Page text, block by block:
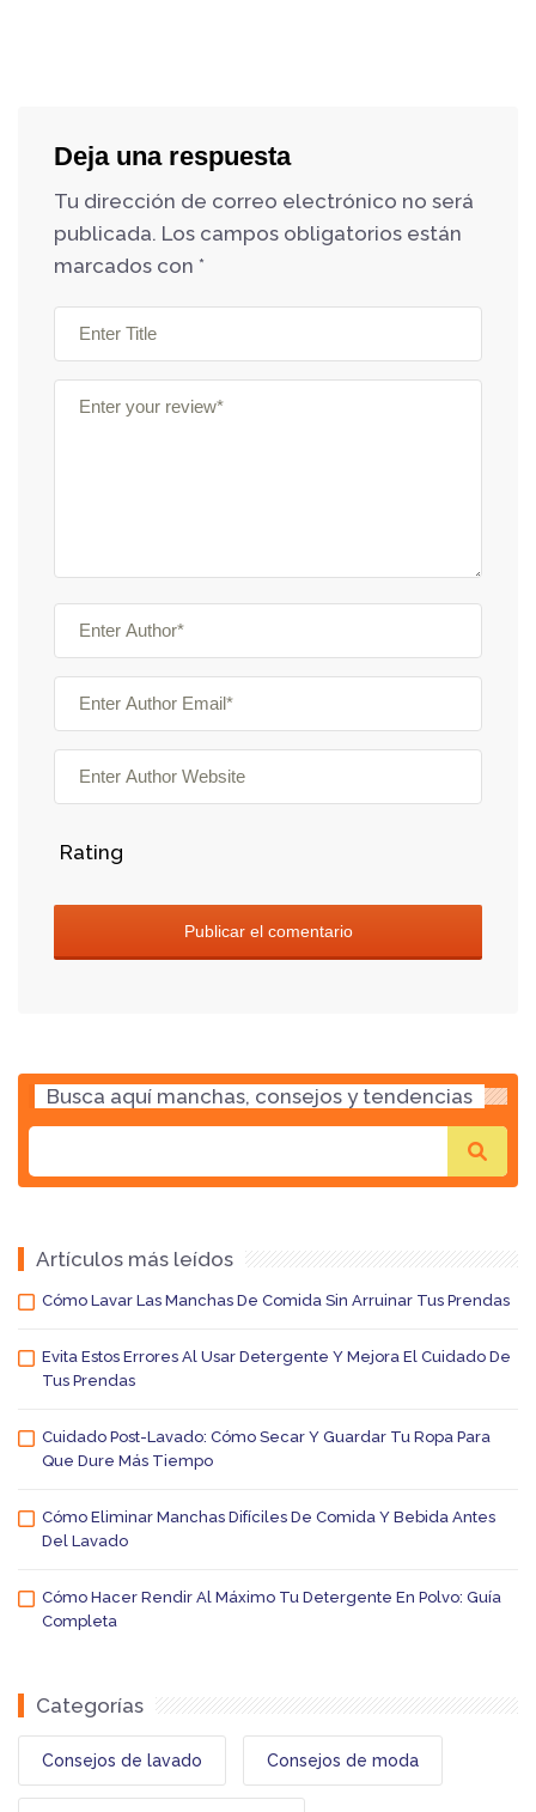
Deja una respuesta
Tu dirección de correo electrónico no será
publicada. Los campos obligatorios están
marcados con *
Rating
Busca aquí manchas, consejos y tendencias
Artículos más leídos
Cómo Lavar Las Manchas De Comida Sin Arruinar Tus Prendas
Evita Estos Errores Al Usar Detergente Y Mejora El Cuidado De
Tus Prendas
Cuidado Post-Lavado: Cómo Secar Y Guardar Tu Ropa Para
Que Dure Más Tiempo
Cómo Eliminar Manchas Difíciles De Comida Y Bebida Antes
Del Lavado
Cómo Hacer Rendir Al Máximo Tu Detergente En Polvo: Guía
Completa
Categorías
Consejos de lavado Consejos de moda